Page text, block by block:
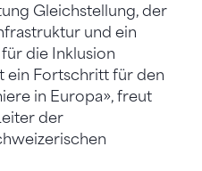
Gleichstellung, der
und ein
die Inklusion
ein Fortschritt für den
in Europa», freut
der